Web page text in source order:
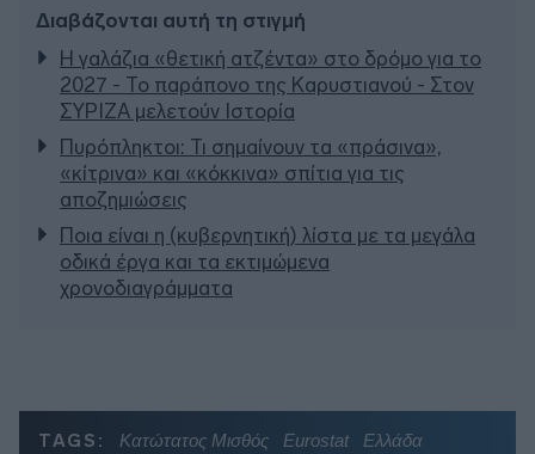
Διαβάζονται αυτή τη στιγμή
Η γαλάζια «θετική ατζέντα» στο δρόμο για το
2027 - Το παράπονο της Καρυστιανού - Στον
ΣΥΡΙΖΑ μελετούν Ιστορία
Πυρόπληκτοι: Τι σημαίνουν τα «πράσινα»,
«κίτρινα» και «κόκκινα» σπίτια για τις
αποζημιώσεις
Ποια είναι η (κυβερνητική) λίστα με τα μεγάλα
οδικά έργα και τα εκτιμώμενα
χρονοδιαγράμματα
TAGS: Κατώτατος Μισθός Eurostat
Ελλάδα